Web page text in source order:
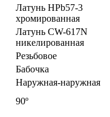
Латунь HPb57-3
хромированная
Латунь CW-617N
никелированная
Резьбовое
Бабочка
Наружная-наружная
90º